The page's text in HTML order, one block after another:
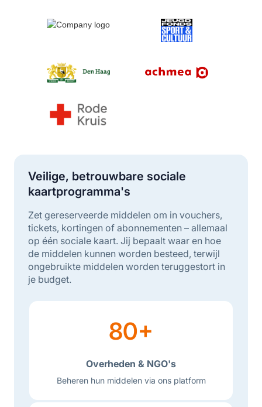
Veilige, betrouwbare sociale
kaartprogramma's
Zet gereserveerde middelen om in vouchers,
tickets, kortingen of abonnementen – allemaal
op één sociale kaart. Jij bepaalt waar en hoe
de middelen kunnen worden besteed, terwijl
ongebruikte middelen worden teruggestort in
je budget.
80+
Overheden & NGO's
Beheren hun middelen via ons platform